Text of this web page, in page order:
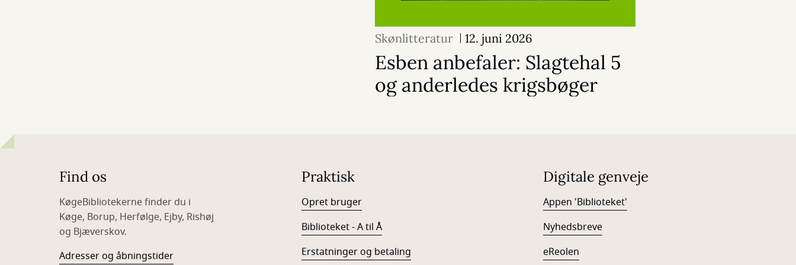
Skønlitteratur 12. juni 2026
Esben anbefaler: Slagtehal 5
og anderledes krigsbøger
Find os
KøgeBibliotekerne finder du i
Køge, Borup, Herfølge, Ejby, Rishøj
og Bjæverskov.
Adresser og åbningstider
Praktisk
Opret bruger
Biblioteket - A til Å
Erstatninger og betaling
Digitale genveje
Appen 'Biblioteket'
Nyhedsbreve
eReolen